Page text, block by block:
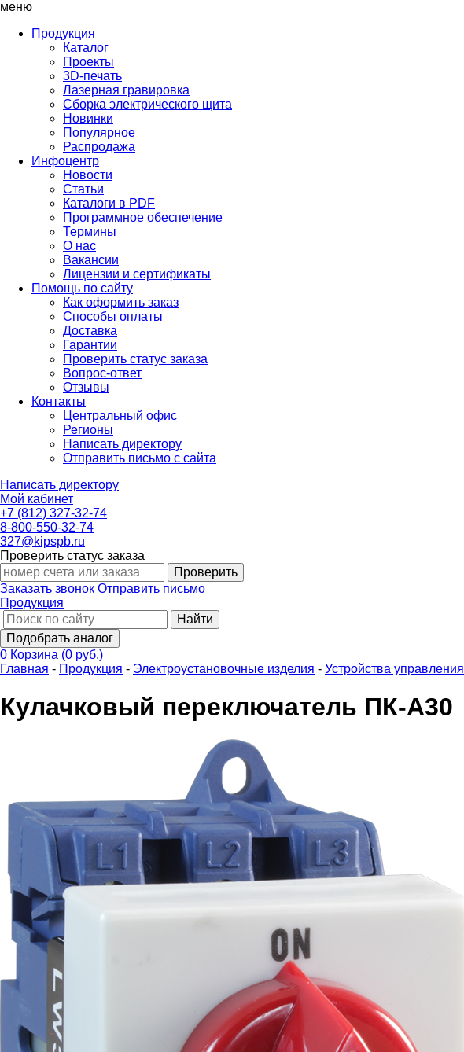
меню
Продукция
Каталог
Проекты
3D-печать
Лазерная гравировка
Сборка электрического щита
Новинки
Популярное
Распродажа
Инфоцентр
Новости
Статьи
Каталоги в PDF
Программное обеспечение
Термины
О нас
Вакансии
Лицензии и сертификаты
Помощь по сайту
Как оформить заказ
Способы оплаты
Доставка
Гарантии
Проверить статус заказа
Вопрос-ответ
Отзывы
Контакты
Центральный офис
Регионы
Написать директору
Отправить письмо с сайта
Написать директору
Мой кабинет
+7 (812) 327-32-74
8-800-550-32-74
327@kipspb.ru
Проверить статус заказа
Проверить
Заказать звонок Отправить письмо
Продукция
Найти
Подобрать аналог
0 Корзина (0 руб.)
Главная - Продукция - Электроустановочные изделия - Устройства управления
Кулачковый переключатель ПК-А30